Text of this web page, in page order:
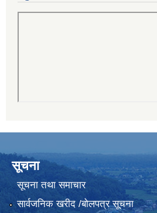
सूचना
सूचना तथा समाचार
सार्वजनिक खरीद /बोलपत्र सूचना